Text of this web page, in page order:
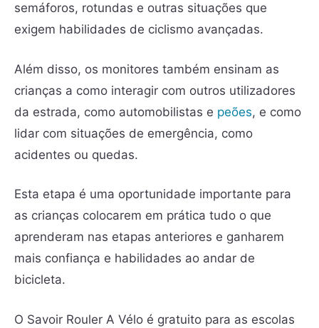
semáforos, rotundas e outras situações que
exigem habilidades de ciclismo avançadas.
Além disso, os monitores também ensinam as
crianças a como interagir com outros utilizadores
da estrada, como automobilistas e peões, e como
lidar com situações de emergência, como
acidentes ou quedas.
Esta etapa é uma oportunidade importante para
as crianças colocarem em prática tudo o que
aprenderam nas etapas anteriores e ganharem
mais confiança e habilidades ao andar de
bicicleta.
O Savoir Rouler A Vélo é gratuito para as escolas